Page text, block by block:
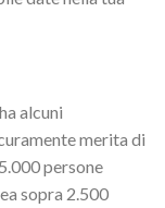
alcuni
merita di
persone
sopra 2.500